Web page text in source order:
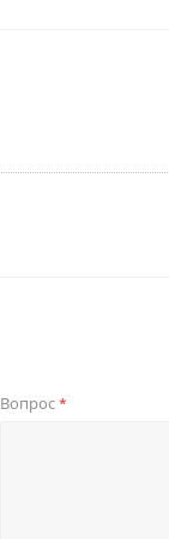
Вопрос*